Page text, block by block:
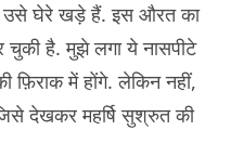
उसे घेरे खड़े हैं. इस औरत का
चुकी है. मुझे लगा ये नासपीटे
में होंगे. लेकिन नहीं,
देखकर महर्षि सुश्रुत की